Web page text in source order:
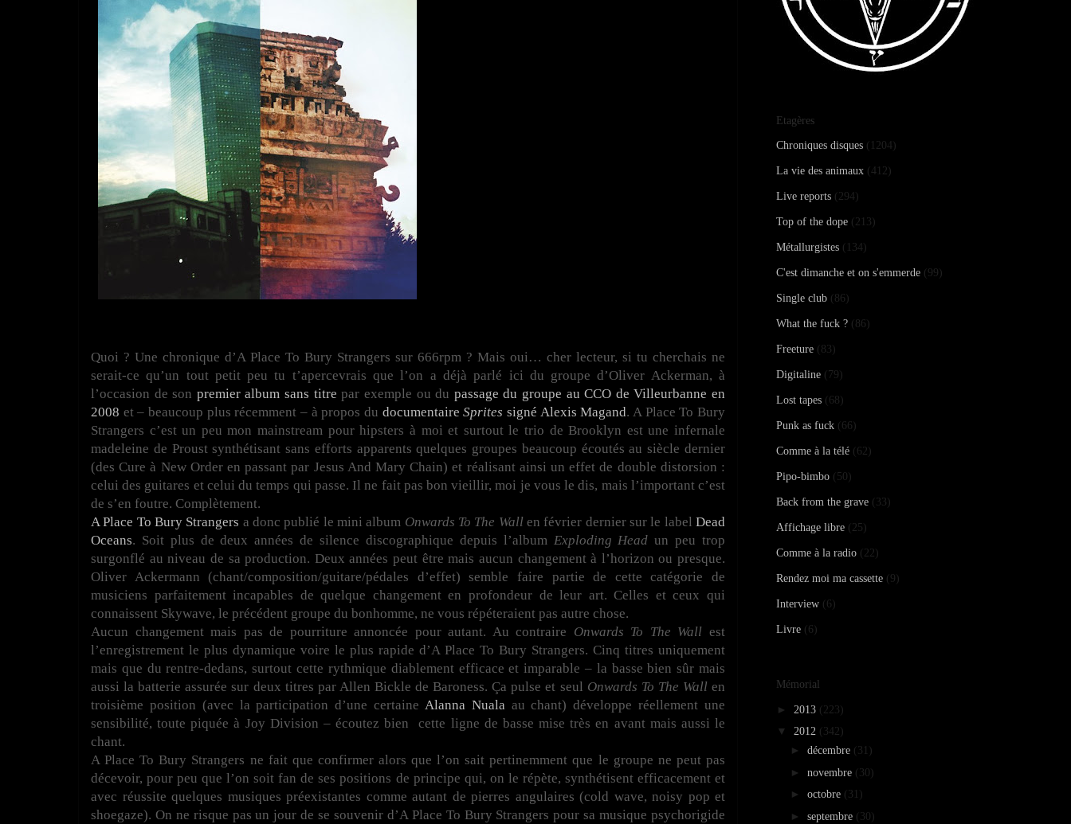
Quoi ? Une chronique d’A Place To Bury Strangers sur 666rpm ? Mais oui… cher lecteur, si tu cherchais ne
serait-ce qu’un tout petit peu tu t’apercevrais que l’on a déjà parlé ici du groupe d’Oliver Ackerman, à
l’occasion de son premier album sans titre par exemple ou du passage du groupe au CCO de Villeurbanne en
2008 et – beaucoup plus récemment – à propos du documentaireSprites signé Alexis Magand. A Place To Bury
Strangers c’est un peu mon mainstream pour hipsters à moi et surtout le trio de Brooklyn est une infernale
madeleine de Proust synthétisant sans efforts apparents quelques groupes beaucoup écoutés au siècle dernier
(des Cure à New Order en passant par Jesus And Mary Chain) et réalisant ainsi un effet de double distorsion :
celui des guitares et celui du temps qui passe. Il ne fait pas bon vieillir, moi je vous le dis, mais l’important c’est
de s’en foutre. Complètement.
A Place To Bury Strangers a donc publié le mini album Onwards To The Wallen février dernier sur le labelDead
Oceans. Soit plus de deux années de silence discographique depuis l’album Exploding Head un peu trop
surgonflé au niveau de sa production. Deux années peut être mais aucun changement à l’horizon ou presque.
Oliver Ackermann (chant/composition/guitare/pédales d’effet) semble faire partie de cette catégorie de
musiciens parfaitement incapables de quelque changement en profondeur de leur art. Celles et ceux qui
connaissent Skywave, le précédent groupe du bonhomme, ne vous répéteraient pas autre chose.
Aucun changement mais pas de pourriture annoncée pour autant. Au contraire Onwards To The Wall est
l’enregistrement le plus dynamique voire le plus rapide d’A Place To Bury Strangers. Cinq titres uniquement
mais que du rentre-dedans, surtout cette rythmique diablement efficace et imparable – la basse bien sûr mais
aussi la batterie assurée sur deux titres par Allen Bickle de Baroness. Ça pulse et seul Onwards To The Wallen
troisième position (avec la participation d’une certaine Alanna Nuala au chant) développe réellement une
sensibilité, toute piquée à Joy Division – écoutez bien cette ligne de basse mise très en avant mais aussi le
chant.
A Place To Bury Strangers ne fait que confirmer alors que l’on sait pertinemment que le groupe ne peut pas
décevoir, pour peu que l’on soit fan de ses positions de principe qui, on le répète, synthétisent efficacement et
avec réussite quelques musiques préexistantes comme autant de pierres angulaires (cold wave, noisy pop et
shoegaze). On ne risque pas un jour de se souvenir d’A Place To Bury Strangers pour sa musique psychorigide
Etagères
Chroniques disques (1204)
La vie des animaux (412)
Live reports (294)
Top of the dope (213)
Métallurgistes (134)
C'est dimanche et on s'emmerde (99)
Single club (86)
What the fuck ? (86)
Freeture (83)
Digitaline (79)
Lost tapes (68)
Punk as fuck (66)
Comme à la télé (62)
Pipo-bimbo (50)
Back from the grave (33)
Affichage libre (25)
Comme à la radio (22)
Rendez moi ma cassette (9)
Interview (6)
Livre (6)
Mémorial
► 2013 (223)
▼ 2012 (342)
► décembre (31)
► novembre (30)
► octobre (31)
► septembre (30)